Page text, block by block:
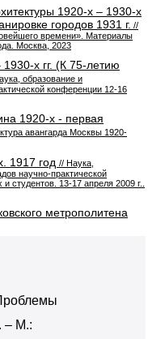
1920-х – 1930-х
городов 1931 г. //
времени». Материалы
Москва, 2023
х гг. (К 75-летию
образование и
конференции 12-16
1920-х - первая
авангарда Москвы 1920-
1917 год // Наука,
научно-практической
студентов. 13-17 апреля 2009 г..
метрополитена
– М.: